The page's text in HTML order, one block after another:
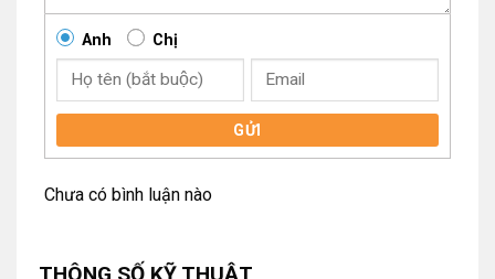
Anh Chị
GỬI
Chưa có bình luận nào